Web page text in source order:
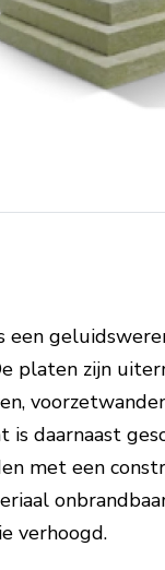
een
platen zijn
is daarnaast
met een
verhoogd.